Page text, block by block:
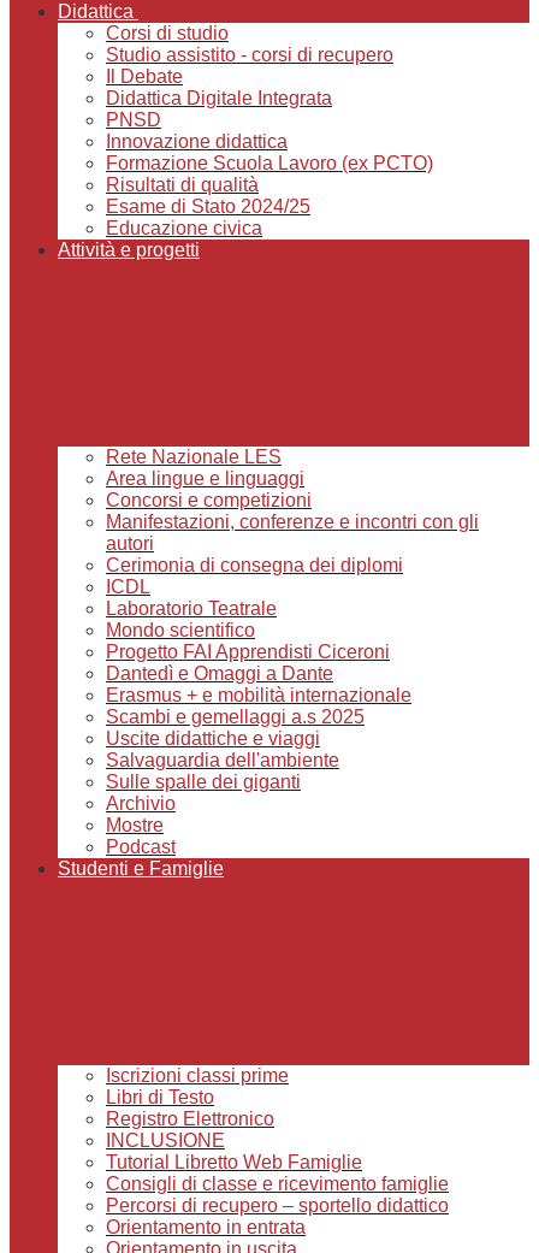
Didattica
Corsi di studio
Studio assistito - corsi di recupero
Il Debate
Didattica Digitale Integrata
PNSD
Innovazione didattica
Formazione Scuola Lavoro (ex PCTO)
Risultati di qualità
Esame di Stato 2024/25
Educazione civica
Attività e progetti
Rete Nazionale LES
Area lingue e linguaggi
Concorsi e competizioni
Manifestazioni, conferenze e incontri con gli
autori
Cerimonia di consegna dei diplomi
ICDL
Laboratorio Teatrale
Mondo scientifico
Progetto FAI Apprendisti Ciceroni
Dantedì e Omaggi a Dante
Erasmus + e mobilità internazionale
Scambi e gemellaggi a.s 2025
Uscite didattiche e viaggi
Salvaguardia dell'ambiente
Sulle spalle dei giganti
Archivio
Mostre
Podcast
Studenti e Famiglie
Iscrizioni classi prime
Libri di Testo
Registro Elettronico
INCLUSIONE
Tutorial Libretto Web Famiglie
Consigli di classe e ricevimento famiglie
Percorsi di recupero – sportello didattico
Orientamento in entrata